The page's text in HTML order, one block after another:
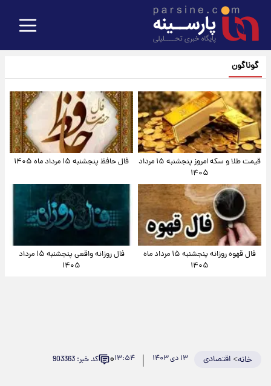
گوناگون
قیمت طلا و سکه امروز پنجشنبه ۱۵ مرداد
۱۴۰۵
فال حافظ پنجشنبه ۱۵ مرداد ماه ۱۴۰۵
فال قهوه روزانه پنجشنبه ۱۵ مرداد ماه
۱۴۰۵
فال روزانه واقعی پنجشنبه ۱۵ مرداد
۱۴۰۵
خانه>اقتصادی ۱۳ دی ۱۴۰۳ ۱۳:۵۴۰ کد خبر: 903363